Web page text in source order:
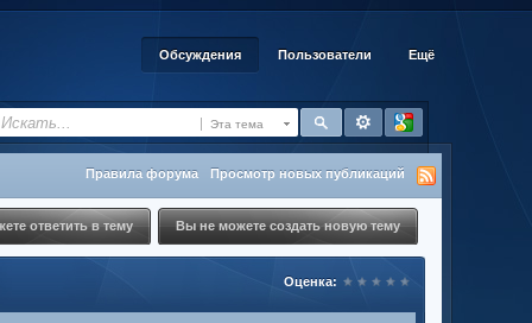
Обсуждения Пользователи Ещё
Эта тема
Правила форума Просмотр новых публикаций
Вы не можете создать новую тему
ответить в тему
Оценка: